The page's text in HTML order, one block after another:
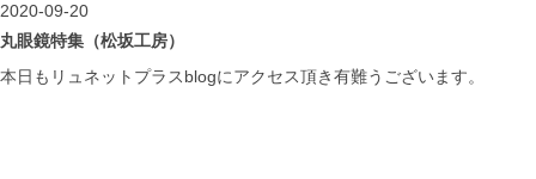
2020-09-20
丸眼鏡特集（松坂工房）
本日もリュネットプラスblogにアクセス頂き有難うございます。